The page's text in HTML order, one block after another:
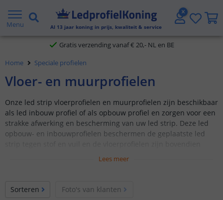
Menu Al 13 jaar koning in prijs, kwaliteit & service
2 jaar garantie
Gratis verzending vanaf € 20,- NL en BE
Klantbeoordeling 9.1
Voor 23:45 uur besteld,
Home Speciale profielen
Vloer- en muurprofielen
Onze led strip vloerprofielen en muurprofielen zijn beschikbaar
als led inbouw profiel of als opbouw profiel en zorgen voor een
strakke afwerking en bescherming van uw led strip. Deze led
opbouw- en inbouwprofielen beschermen de geplaatste led
Beschikbaar in verschillende modellen en afmetingen
Lees meer
Sorteren Foto's van klanten